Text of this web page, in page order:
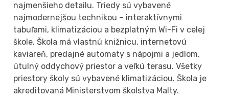
najmenšieho detailu. Triedy sú vybavené
najmodernejšou technikou – interaktívnymi
tabuľami, klimatizáciou a bezplatným Wi-Fi v celej
škole. Škola má vlastnú knižnicu, internetovú
kaviareň, predajné automaty s nápojmi a jedlom,
útulný oddychový priestor a veľkú terasu. Všetky
priestory školy sú vybavené klimatizáciou. Škola je
akreditovaná Ministerstvom školstva Malty.